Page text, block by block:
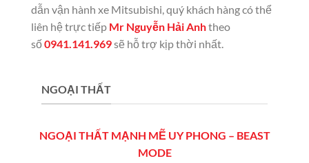
dẫn vận hành xe Mitsubishi, quý khách hàng có thể
liên hệ trực tiếp Mr Nguyễn Hải Anhtheo
số0941.141.969sẽ hỗ trợ kịp thời nhất.
NGOẠI THẤT
NGOẠI THẤT MẠNH MẼ UY PHONG – BEAST
MODE